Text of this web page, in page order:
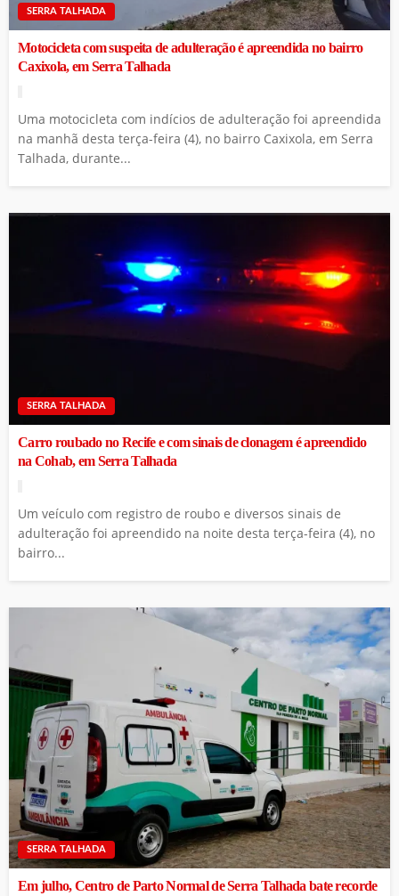
SERRA TALHADA
Motocicleta com suspeita de adulteração é apreendida no bairro
Caxixola, em Serra Talhada
Uma motocicleta com indícios de adulteração foi apreendida
na manhã desta terça-feira (4), no bairro Caxixola, em Serra
Talhada, durante...
SERRA TALHADA
Carro roubado no Recife e com sinais de clonagem é apreendido
na Cohab, em Serra Talhada
Um veículo com registro de roubo e diversos sinais de
adulteração foi apreendido na noite desta terça-feira (4), no
bairro...
SERRA TALHADA
Em julho, Centro de Parto Normal de Serra Talhada bate recorde